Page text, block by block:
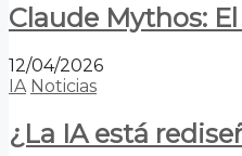
Claude Mythos:
12/04/2026
IA Noticias
¿La IA está